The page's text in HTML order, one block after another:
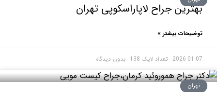
جراح لاپاراسکوپی تهران
بیشتر »
2026- بدون دیدگاه